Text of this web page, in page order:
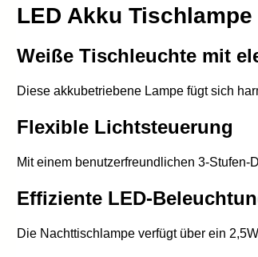
LED Akku
Weiße Tischleuchte mit
Diese akkubetriebene Lampe fügt sich
Flexible Lichtsteuerung
Mit einem benutzerfreundlichen 3-
Effiziente LED-
Die Nachttischlampe verfügt über ein